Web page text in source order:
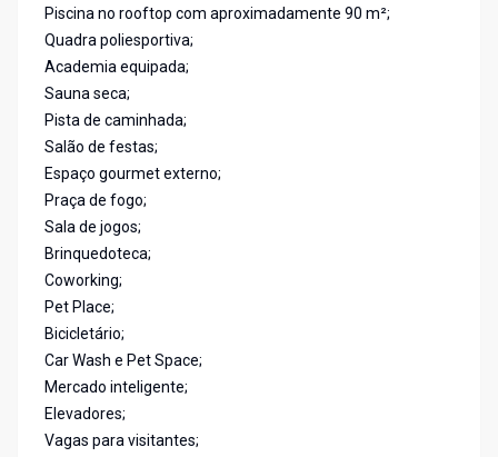
Piscina no rooftop com aproximadamente 90 m²;
Quadra poliesportiva;
Academia equipada;
Sauna seca;
Pista de caminhada;
Salão de festas;
Espaço gourmet externo;
Praça de fogo;
Sala de jogos;
Brinquedoteca;
Coworking;
Pet Place;
Bicicletário;
Car Wash e Pet Space;
Mercado inteligente;
Elevadores;
Vagas para visitantes;